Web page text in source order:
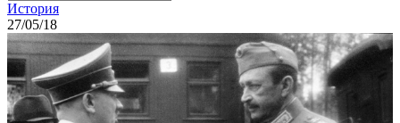
История
27/05/18